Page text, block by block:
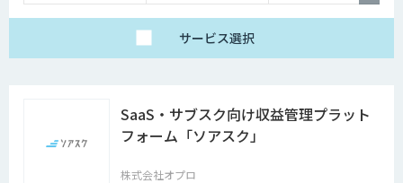
サービス選択
SaaS・サブスク向け収益管理プラット
フォーム「ソアスク」
株式会社オプロ